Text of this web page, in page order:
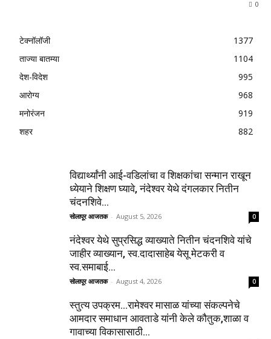
0
टेक्नॉलॉजी
1377
ताज्या बातम्या
1104
देश-विदेश
995
आरोग्य
968
मनोरंजन
919
शहर
882
विद्यार्थ्यांनी आई-वडिलांचा व शिक्षकांचा सन्मान राखून
ध्येयाने शिक्षण घ्यावे, नंदेश्वर येथे दंगलकार नितीन
चंदनशिवे...
सोलापूर आजतक - August 5, 2026 0
नंदेश्वर येथे सुप्रसिद्ध व्याख्याते नितीन चंदनशिवे यांचे
जाहीर व्याख्यान, स्व.दादासाहेब येसू मेटकरी व
स्व.समाबाई...
सोलापूर आजतक - August 4, 2026 0
स्तुत्य उपक्रम…रामेश्वर मासाळ यांच्या संकल्पनेचे
आमदार समाधान आवताडे यांनी केले कौतुक,शाळा व
गावाच्या विकासासाठी...